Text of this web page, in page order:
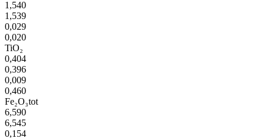
1,540
1,539
0,029
0,020
TiO₂
0,404
0,396
0,009
0,460
Fe₂O₃tot
6,590
6,545
0,154